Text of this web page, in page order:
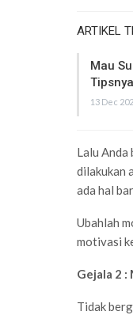
ARTIKEL
Mau
13 Dec
Lalu Anda
dilakukan
ada hal
Ubahlah
motivasi
Gejala 2
Tidak